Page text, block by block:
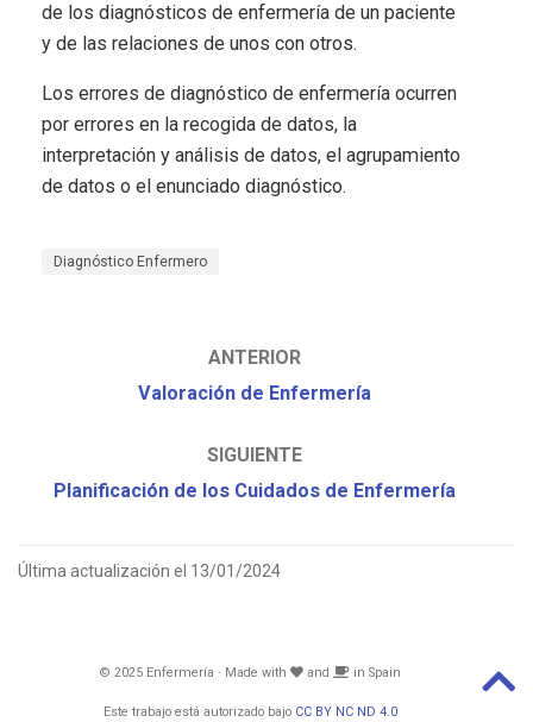
de los diagnósticos de enfermería de un paciente
y de las relaciones de unos con otros.
Los errores de diagnóstico de enfermería ocurren
por errores en la recogida de datos, la
interpretación y análisis de datos, el agrupamiento
de datos o el enunciado diagnóstico.
Diagnóstico Enfermero
ANTERIOR
Valoración de Enfermería
SIGUIENTE
Planificación de los Cuidados de Enfermería
Última actualización el 13/01/2024
© 2025 Enfermería · Made with and in Spain
Este trabajo está autorizado bajo CC BY NC ND 4.0